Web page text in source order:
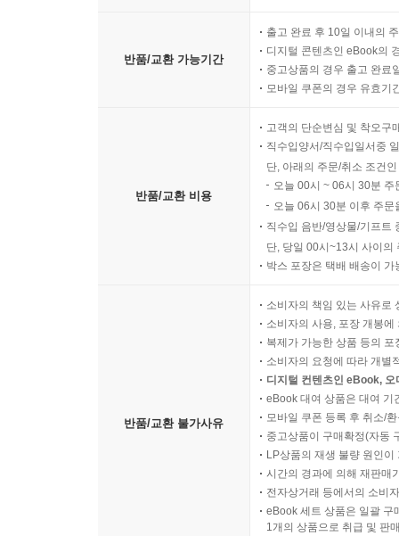
반품/교환 가능기간
출고 완료 후 10일 이내의
디지털 콘텐츠인 eBook의
중고상품의 경우 출고 완료
모바일 쿠폰의 경우 유효기
반품/교환 비용
고객의 단순변심 및 착오구
직수입양서/직수입일서중
단, 아래의 주문/취소 조건
오늘 00시 ~ 06시 30분
오늘 06시 30분 이후 주
직수입 음반/영상물/기프트
단, 당일 00시~13시 사이의
박스 포장은 택배 배송이
반품/교환 불가사유
소비자의 책임 있는 사유로
소비자의 사용, 포장 개봉
복제가 가능한 상품 등의
소비자의 요청에 따라 개별
디지털 컨텐츠인 eBook,
eBook 대여 상품은 대여 기
모바일 쿠폰 등록 후 취소/
중고상품이 구매확정(자동
LP상품의 재생 불량 원인
시간의 경과에 의해 재판매
전자상거래 등에서의 소비
eBook 세트 상품은 일괄 구
1개의 상품으로 취급 및 판